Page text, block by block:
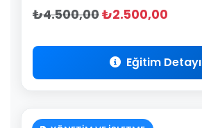
₺4.500,00₺2.500,00
Eğitim Detayı